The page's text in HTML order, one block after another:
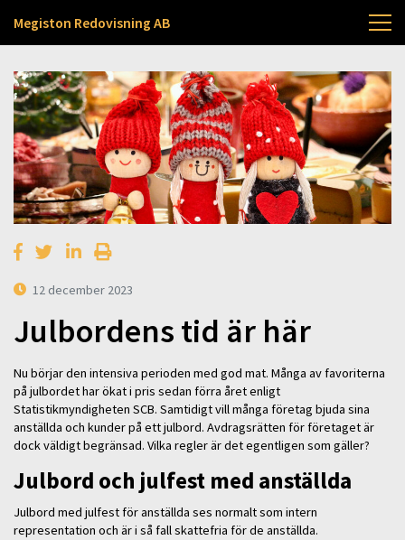
Megiston Redovisning AB
12 december 2023
Julbordens tid är här
Nu börjar den intensiva perioden med god mat. Många av favoriterna
på julbordet har ökat i pris sedan förra året enligt
Statistikmyndigheten SCB. Samtidigt vill många företag bjuda sina
anställda och kunder på ett julbord. Avdragsrätten för företaget är
dock väldigt begränsad. Vilka regler är det egentligen som gäller?
Julbord och julfest med anställda
Julbord med julfest för anställda ses normalt som intern
representation och är i så fall skattefria för de anställda.